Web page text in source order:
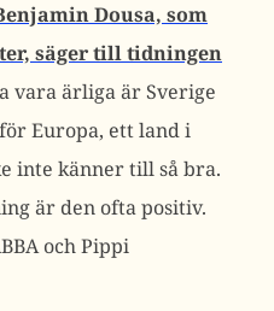
Dousa, som
säger till tidningen
vara ärliga är Sverige
Europa, ett land i
inte känner till så bra.
är den ofta positiv.
och Pippi